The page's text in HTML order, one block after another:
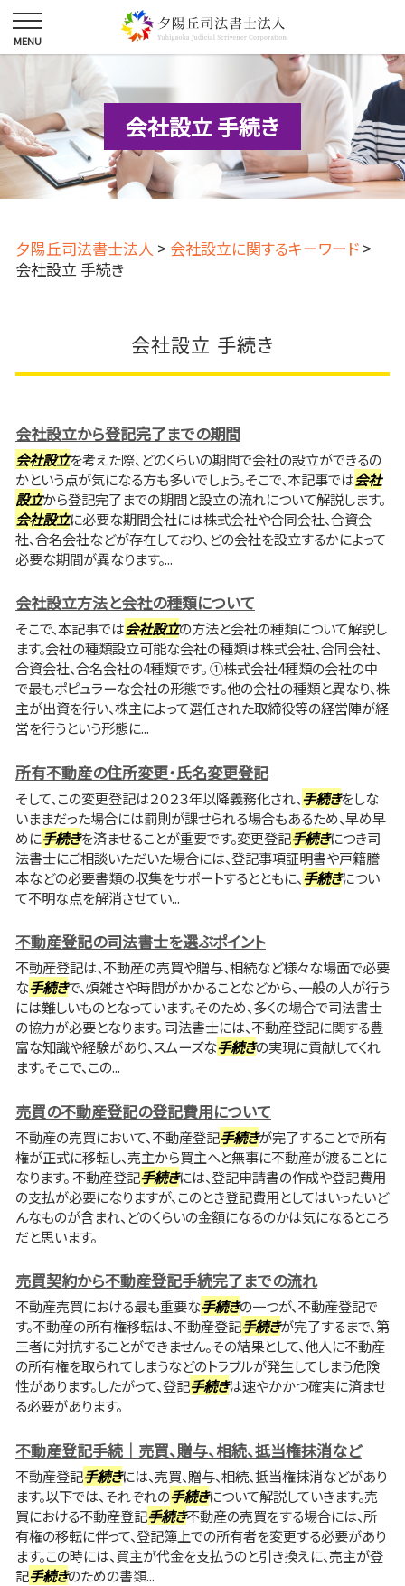
会社設立 手続き
夕陽丘司法書士法人 > 会社設立に関するキーワード >
会社設立 手続き
会社設立 手続き
会社設立から登記完了までの期間
会社設立を考えた際、どのくらいの期間で会社の設立ができるの
かという点が気になる方も多いでしょう。そこで、本記事では会社
設立から登記完了までの期間と設立の流れについて解説します。
会社設立に必要な期間会社には株式会社や合同会社、合資会
社、合名会社などが存在しており、どの会社を設立するかによって
必要な期間が異なります。...
会社設立方法と会社の種類について
そこで、本記事では会社設立の方法と会社の種類について解説し
ます。会社の種類設立可能な会社の種類は株式会社、合同会社、
合資会社、合名会社の4種類です。 ①株式会社4種類の会社の中
で最もポピュラーな会社の形態です。他の会社の種類と異なり、株
主が出資を行い、株主によって選任された取締役等の経営陣が経
営を行うという形態に...
所有不動産の住所変更・氏名変更登記
そして、この変更登記は２０２３年以降義務化され、手続きをしな
いままだった場合には罰則が課せられる場合もあるため、早め早
めに手続きを済ませることが重要です。変更登記手続きにつき司
法書士にご相談いただいた場合には、登記事項証明書や戸籍謄
本などの必要書類の収集をサポートするとともに、手続きについ
て不明な点を解消させてい...
不動産登記の司法書士を選ぶポイント
不動産登記は、不動産の売買や贈与、相続など様々な場面で必要
な手続きで、煩雑さや時間がかかることなどから、一般の人が行う
には難しいものとなっています。そのため、多くの場合で司法書士
の協力が必要となります。 司法書士には、不動産登記に関する豊
富な知識や経験があり、スムーズな手続きの実現に貢献してくれ
ます。そこで、この...
売買の不動産登記の登記費用について
不動産の売買において、不動産登記手続きが完了することで所有
権が正式に移転し、売主から買主へと無事に不動産が渡ることに
なります。 不動産登記手続きには、登記申請書の作成や登記費用
の支払が必要になりますが、このとき登記費用としてはいったいど
んなものが含まれ、どのくらいの金額になるのかは気になるところ
だと思います。
売買契約から不動産登記手続完了までの流れ
不動産売買における最も重要な手続きの一つが、不動産登記で
す。不動産の所有権移転は、不動産登記手続きが完了するまで、第
三者に対抗することができません。その結果として、他人に不動産
の所有権を取られてしまうなどのトラブルが発生してしまう危険
性があります。したがって、登記手続きは速やかかつ確実に済ませ
る必要があります。
不動産登記手続｜売買、贈与、相続、抵当権抹消など
不動産登記手続きには、売買、贈与、相続、抵当権抹消などがあり
ます。以下では、それぞれの手続きについて解説していきます。売
買における不動産登記手続き不動産の売買をする場合には、所
有権の移転に伴って、登記簿上での所有者を変更する必要があり
ます。この時には、買主が代金を支払うのと引き換えに、売主が登
記手続きのための書類...